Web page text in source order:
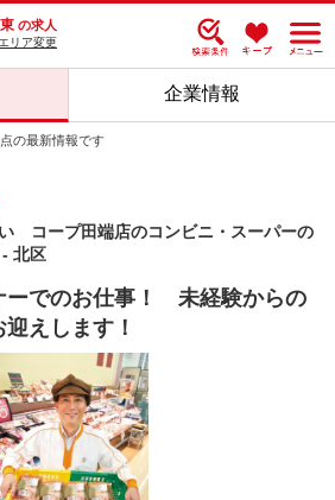
の求人
リア変更
企業情報
の最新情報です
コープ田端店のコンビニ・スーパーの
北区
ーでのお仕事！ 未経験からの
えします！